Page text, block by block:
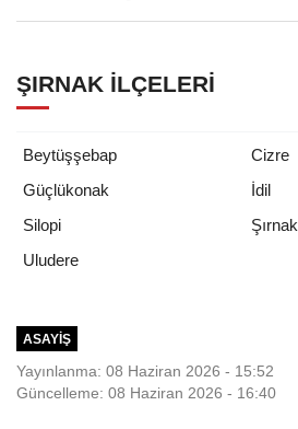
ŞIRNAK İLÇELERI
Beytüşşebap
Cizre
Güçlükonak
İdil
Silopi
Şırnak
Uludere
ASAYIŞ
Yayınlanma: 08 Haziran 2026 - 15:52
Güncelleme: 08 Haziran 2026 - 16:40